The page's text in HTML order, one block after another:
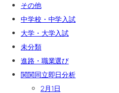
その他
中学校・中学入試
大学・大学入試
未分類
進路・職業選び
関関同立即日分析
2月1日